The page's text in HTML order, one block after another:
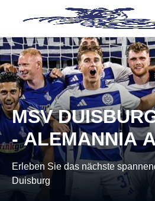
Navigation überspringen􀄫
MSV
- ALEMANNIA
Erleben Sie das nächste
Duisburg